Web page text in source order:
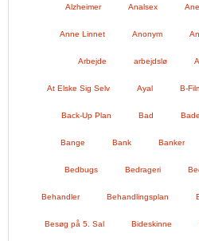
Alzheimer Analsex
Anne Linnet Anonym
Arbejde arbejdslø
At Elske Sig Selv Ayal B-
Back-Up Plan Bad
Bange Bank Banker
Bedbugs Bedrageri
Behandler Behandlingsplan
Besøg på 5. Sal Bideskinne